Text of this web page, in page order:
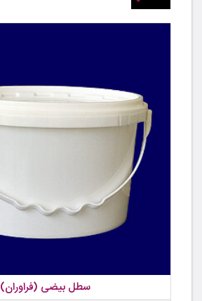
سطل بیضی (فراوران)